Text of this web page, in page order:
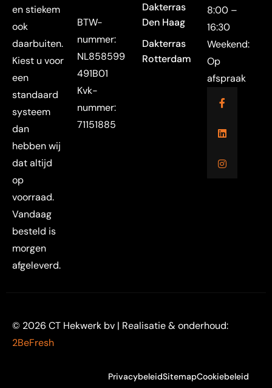
en stiekem
ook
daarbuiten.
Kiest u voor
een
standaard
systeem
dan
hebben wij
dat altijd
op
voorraad.
Vandaag
besteld is
morgen
afgeleverd.
BTW-
nummer:
NL858599
491B01
Kvk-
nummer:
71151885
Dakterras
Den Haag
Dakterras
Rotterdam
8:00 –
16:30
Weekend:
Op
afspraak
© 2026 CT Hekwerk bv | Realisatie & onderhoud:
2BeFresh
PrivacybeleidSitemapCookiebeleid